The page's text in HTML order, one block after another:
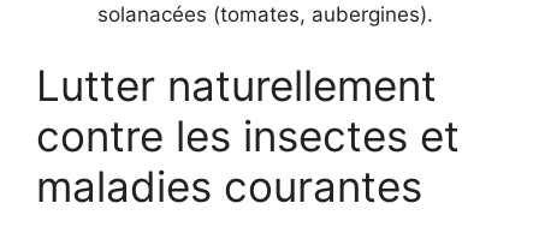
solanacées (tomates, aubergines).
Lutter naturellement
contre les insectes et
maladies courantes